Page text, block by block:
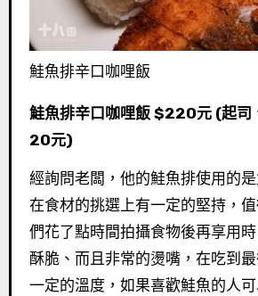
鮭魚排辛口咖哩飯
鮭魚排辛口咖哩飯 $220元 (起司
20元)
經詢問老闆，他的鮭魚排使用的是
在食材的挑選上有一定的堅持，
們花了點時間拍攝食物後再享用
酥脆、而且非常的燙嘴，在吃到
一定的溫度，如果喜歡鮭魚的人可